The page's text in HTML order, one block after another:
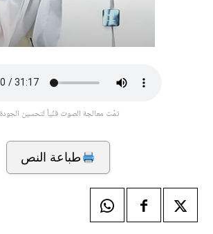
تمّت معالجة الصوت فنّياً لتحسين
طباعة النص